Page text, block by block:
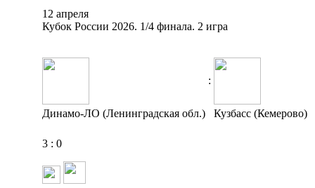
12 апреля
Кубок России 2026. 1/4 финала. 2 игра
:
Динамо-ЛО (Ленинградская обл.) Кузбасс (Кемерово)
3 : 0